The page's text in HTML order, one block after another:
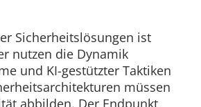
Sicherheitslösungen ist
nutzen die Dynamik
und KI-gestützter Taktiken
müssen
abbilden. Der Endpunkt